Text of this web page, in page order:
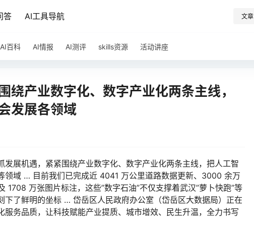
答 AI工具导航 文章
AI百科 AI情报 AI测评 skills资源 活动讲座
绕产业数字化、数字产业化两条主线，
发展各领域
展机遇，紧紧围绕产业数字化、数字产业化两条主线，把人工智
领域 … 目前我们已完成近 4041 万公里道路数据更新、3000 余万
万张图片标注，这些”数字石油”不仅支撑着武汉”萝卜快跑”等
了鲜明的坐标 … 岱岳区人民政府办公室（岱岳区大数据局）正在
务品质，让科技赋能产业提质、城市增效、民生升温，全力书写